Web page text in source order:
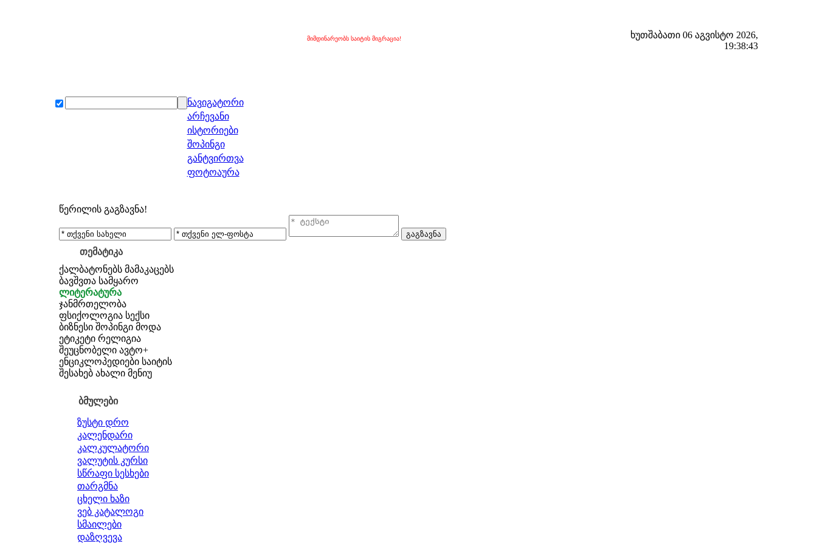
მიმდინარეობს საიტის მიგრაცია!
ხუთშაბათი 06 აგვისტო 2026,
19:38:44
ნავიგატორი
არჩევანი
ისტორიები
შოპინგი
განტვირთვა
ფოტოაურა
წერილის გაგზავნა!
თემატიკა
ქალბატონებს მამაკაცებს
ბავშვთა სამყარო
ლიტერატურა
ჯანმრთელობა
ფსიქოლოგია სექსი
ბიზნესი შოპინგი მოდა
ეტიკეტი რელიგია
შეუცნობელი ავტო+
ენციკლოპედიები საიტის
შესახებ ახალი მენიუ
ბმულები
ზუსტი დრო
კალენდარი
კალკულატორი
ვალუტის კურსი
სწრაფი სესხები
თარგმნა
ცხელი ხაზი
ვებ კატალოგი
სმაილები
დაზღვევა